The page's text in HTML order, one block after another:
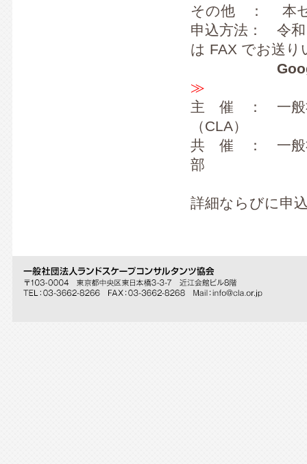
その他 ： 本セ
申込方法： 令和
は FAX でお送り
Google
≫
主 催 ： 一般社
（CLA）
共 催 ： 一般社
部
詳細ならびに申